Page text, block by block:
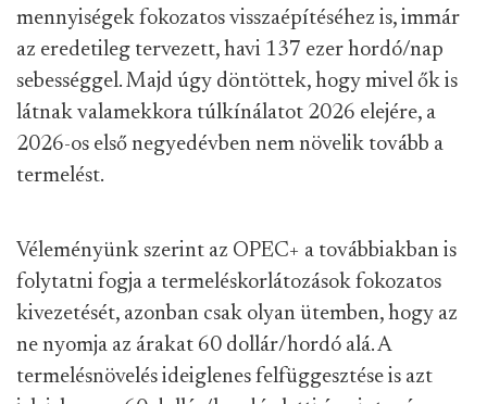
mennyiségek fokozatos visszaépítéséhez is, immár
az eredetileg tervezett, havi 137 ezer hordó/nap
sebességgel. Majd úgy döntöttek, hogy mivel ők is
látnak valamekkora túlkínálatot 2026 elejére, a
2026-os első negyedévben nem növelik tovább a
termelést.
Véleményünk szerint az OPEC+ a továbbiakban is
folytatni fogja a termeléskorlátozások fokozatos
kivezetését, azonban csak olyan ütemben, hogy az
ne nyomja az árakat 60 dollár/hordó alá. A
termelésnövelés ideiglenes felfüggesztése is azt